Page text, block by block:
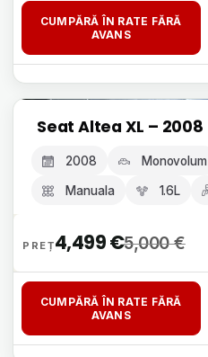
CUMPĂRĂ ÎN RATE FĂRĂ
AVANS
GARANȚIE 12 LUNI
Seat Altea XL – 2008
2008 Monovolum
Manuala 1.6L
5,000€
4,499€
CUMPĂRĂ ÎN RATE FĂRĂ
AVANS